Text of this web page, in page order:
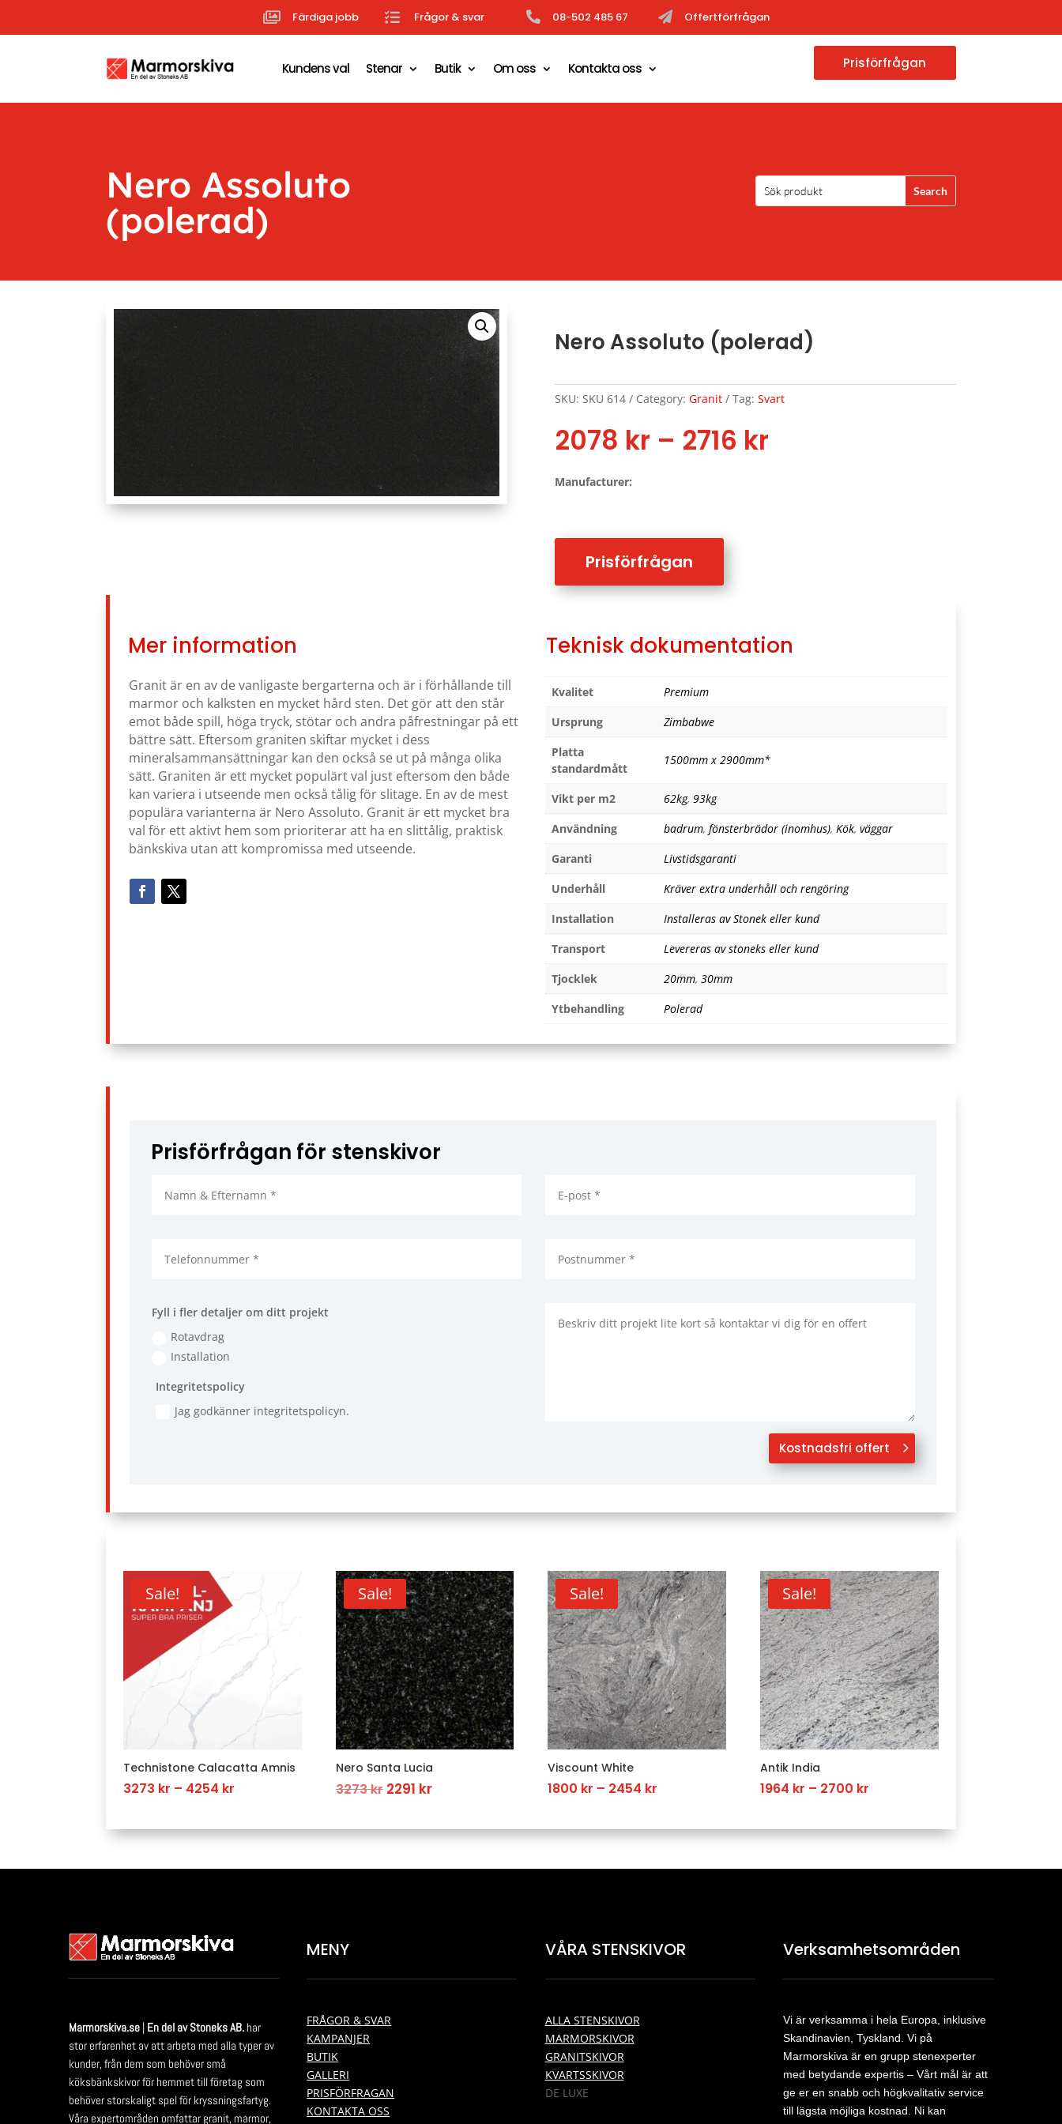
 Färdiga jobb  Frågor & svar  08-502 485 67  Offertförfrågan
Kundens val Stenar Butik Om oss Kontakta oss Prisförfrågan
Nero Assoluto
(polerad)
Nero Assoluto (polerad)
SKU: SKU 614 Category: Granit Tag: Svart
2078 kr – 2716 krPrice
Manufacturer:
Prisförfrågan
Mer information
Granit är en av de vanligaste bergarterna och är i förhållande till
marmor och kalksten en mycket hård sten. Det gör att den står
emot både spill, höga tryck, stötar och andra påfrestningar på ett
bättre sätt. Eftersom graniten skiftar mycket i dess
mineralsammansättningar kan den också se ut på många olika
sätt. Graniten är ett mycket populärt val just eftersom den både
kan variera i utseende men också tålig för slitage. En av de mest
populära varianterna är Nero Assoluto. Granit är ett mycket bra
val för ett aktivt hem som prioriterar att ha en slittålig, praktisk
bänkskiva utan att kompromissa med utseende.
Teknisk dokumentation
Kvalitet
Premium
Ursprung
Zimbabwe
Platta
standardmått
1500mm x 2900mm*
Vikt per m2 62kg,93kg
Användning
badrum,fönsterbrädor (inomhus),Kök,väggar
Garanti
Livstidsgaranti
Underhåll
Kräver extra underhåll och rengöring
Installation
Installeras av Stonek eller kund
Transport
Levereras av stoneks eller kund
Tjocklek
20mm,30mm
Ytbehandling
Polerad
Prisförfrågan för stenskivor
Fyll i fler detaljer om ditt projekt
Rotavdrag
Installation
Integritetspolicy
Jag godkänner integritetspolicyn.
Kostnadsfri offert
Sale!
Technistone Calacatta Amnis
3273 kr – 4254 krPrice
3273 kr
4254 kr
Sale!
Nero Santa Lucia
3273kr Original
was:
2291 krCurrent
is:
Sale!
Viscount White
1800 kr – 2454 kr
1800 kr
2454 kr
Sale!
Antik India
1964 kr – 2700 kr
1964 kr
2700 kr
Marmorskiva.se | En del av Stoneks AB.har
stor erfarenhet av att arbeta med alla typer av
kunder, från dem som behöver små
köksbänkskivor för hemmet till företag som
behöver storskaligt spel för kryssningsfartyg.
Våra expertområden omfattar granit, marmor,
MENY
FRÅGOR & SVAR
KAMPANJER
BUTIK
GALLERI
PRISFÖRFRAGAN
KONTAKTA OSS
VÅRA STENSKIVOR
ALLA STENSKIVOR
MARMORSKIVOR
GRANITSKIVOR
KVARTSSKIVOR
DE LUXE
Verksamhetsområden
Vi är verksamma i hela Europa, inklusive
Skandinavien, Tyskland. Vi på
Marmorskiva är en grupp stenexperter
med betydande expertis – Vårt mål är att
ge er en snabb och högkvalitativ service
till lägsta möjliga kostnad. Ni kan